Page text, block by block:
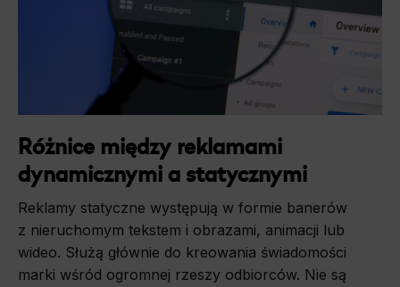
Różnice między reklamami
dynamicznymi a statycznymi
Reklamy statyczne występują w formie banerów
z nieruchomym tekstem i obrazami, animacji lub
wideo. Służą głównie do kreowania świadomości
marki wśród ogromnej rzeszy odbiorców. Nie są